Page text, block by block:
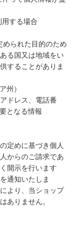
用する場合
られた目的のため
る国又は地域をい
することがありま
州）
ドレス、電話番
となる情報
定めに基づき個人
からのご請求であ
開示を行います
通知いたしま
より、当ショップ
ありません。